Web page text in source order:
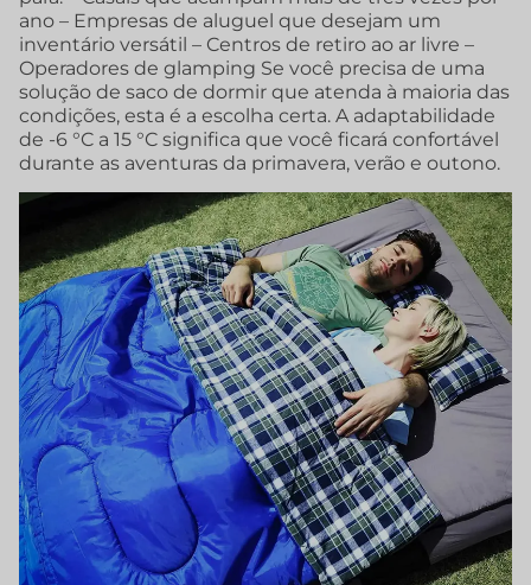
ano – Empresas de aluguel que desejam um
inventário versátil – Centros de retiro ao ar livre –
Operadores de glamping Se você precisa de uma
solução de saco de dormir que atenda à maioria das
condições, esta é a escolha certa. A adaptabilidade
de -6 °C a 15 °C significa que você ficará confortável
durante as aventuras da primavera, verão e outono.